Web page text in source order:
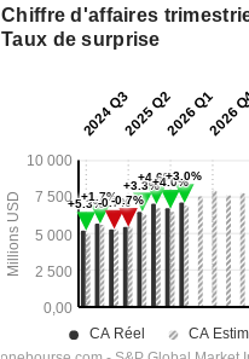
Chiffre d'affaires
Taux de surprise